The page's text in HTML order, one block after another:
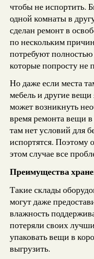
чтобы не испортить.
одной комнаты в
сделан ремонт в
по нескольким
потребуют
которые попросту не
Но даже если места
мебель и другие
может возникнуть
время ремонта вещи
там нет условий для
испортятся. Поэтому
этом случае все
Преимущества
Такие склады
могут даже
влажность
потеряли своих
упаковать вещи в
выгрузить.